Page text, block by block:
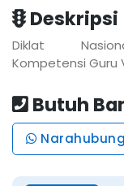
Deskripsi
Diklat
Kompetensi Guru
Butuh